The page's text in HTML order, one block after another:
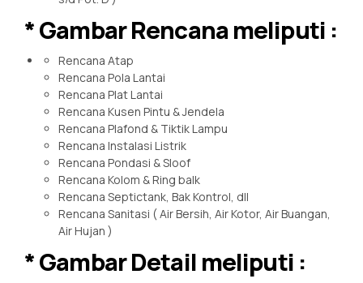
* Gambar Rencana meliputi :
Rencana Atap
Rencana Pola Lantai
Rencana Plat Lantai
Rencana Kusen Pintu & Jendela
Rencana Plafond & Tiktik Lampu
Rencana Instalasi Listrik
Rencana Pondasi & Sloof
Rencana Kolom & Ring balk
Rencana Septictank, Bak Kontrol, dll
Rencana Sanitasi ( Air Bersih, Air Kotor, Air Buangan,
Air Hujan )
* Gambar Detail meliputi :